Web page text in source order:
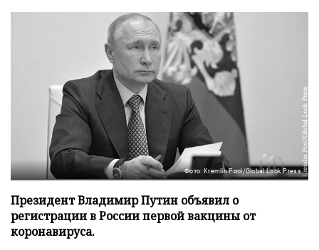
Фото: Kremlin Pool/Global Look Press
Президент Владимир Путин объявил о
регистрации в России первой вакцины от
коронавируса.